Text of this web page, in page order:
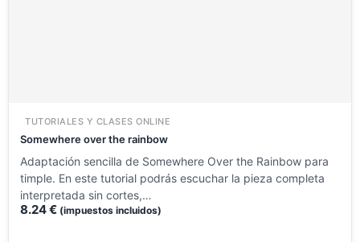
TUTORIALES Y CLASES ONLINE
Somewhere over the rainbow
Adaptación sencilla de Somewhere Over the Rainbow para
timple. En este tutorial podrás escuchar la pieza completa
interpretada sin cortes,…
8.24€ (impuestos incluidos)